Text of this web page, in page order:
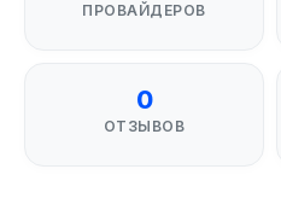
ПРОВАЙДЕРОВ
0
ОТЗЫВОВ